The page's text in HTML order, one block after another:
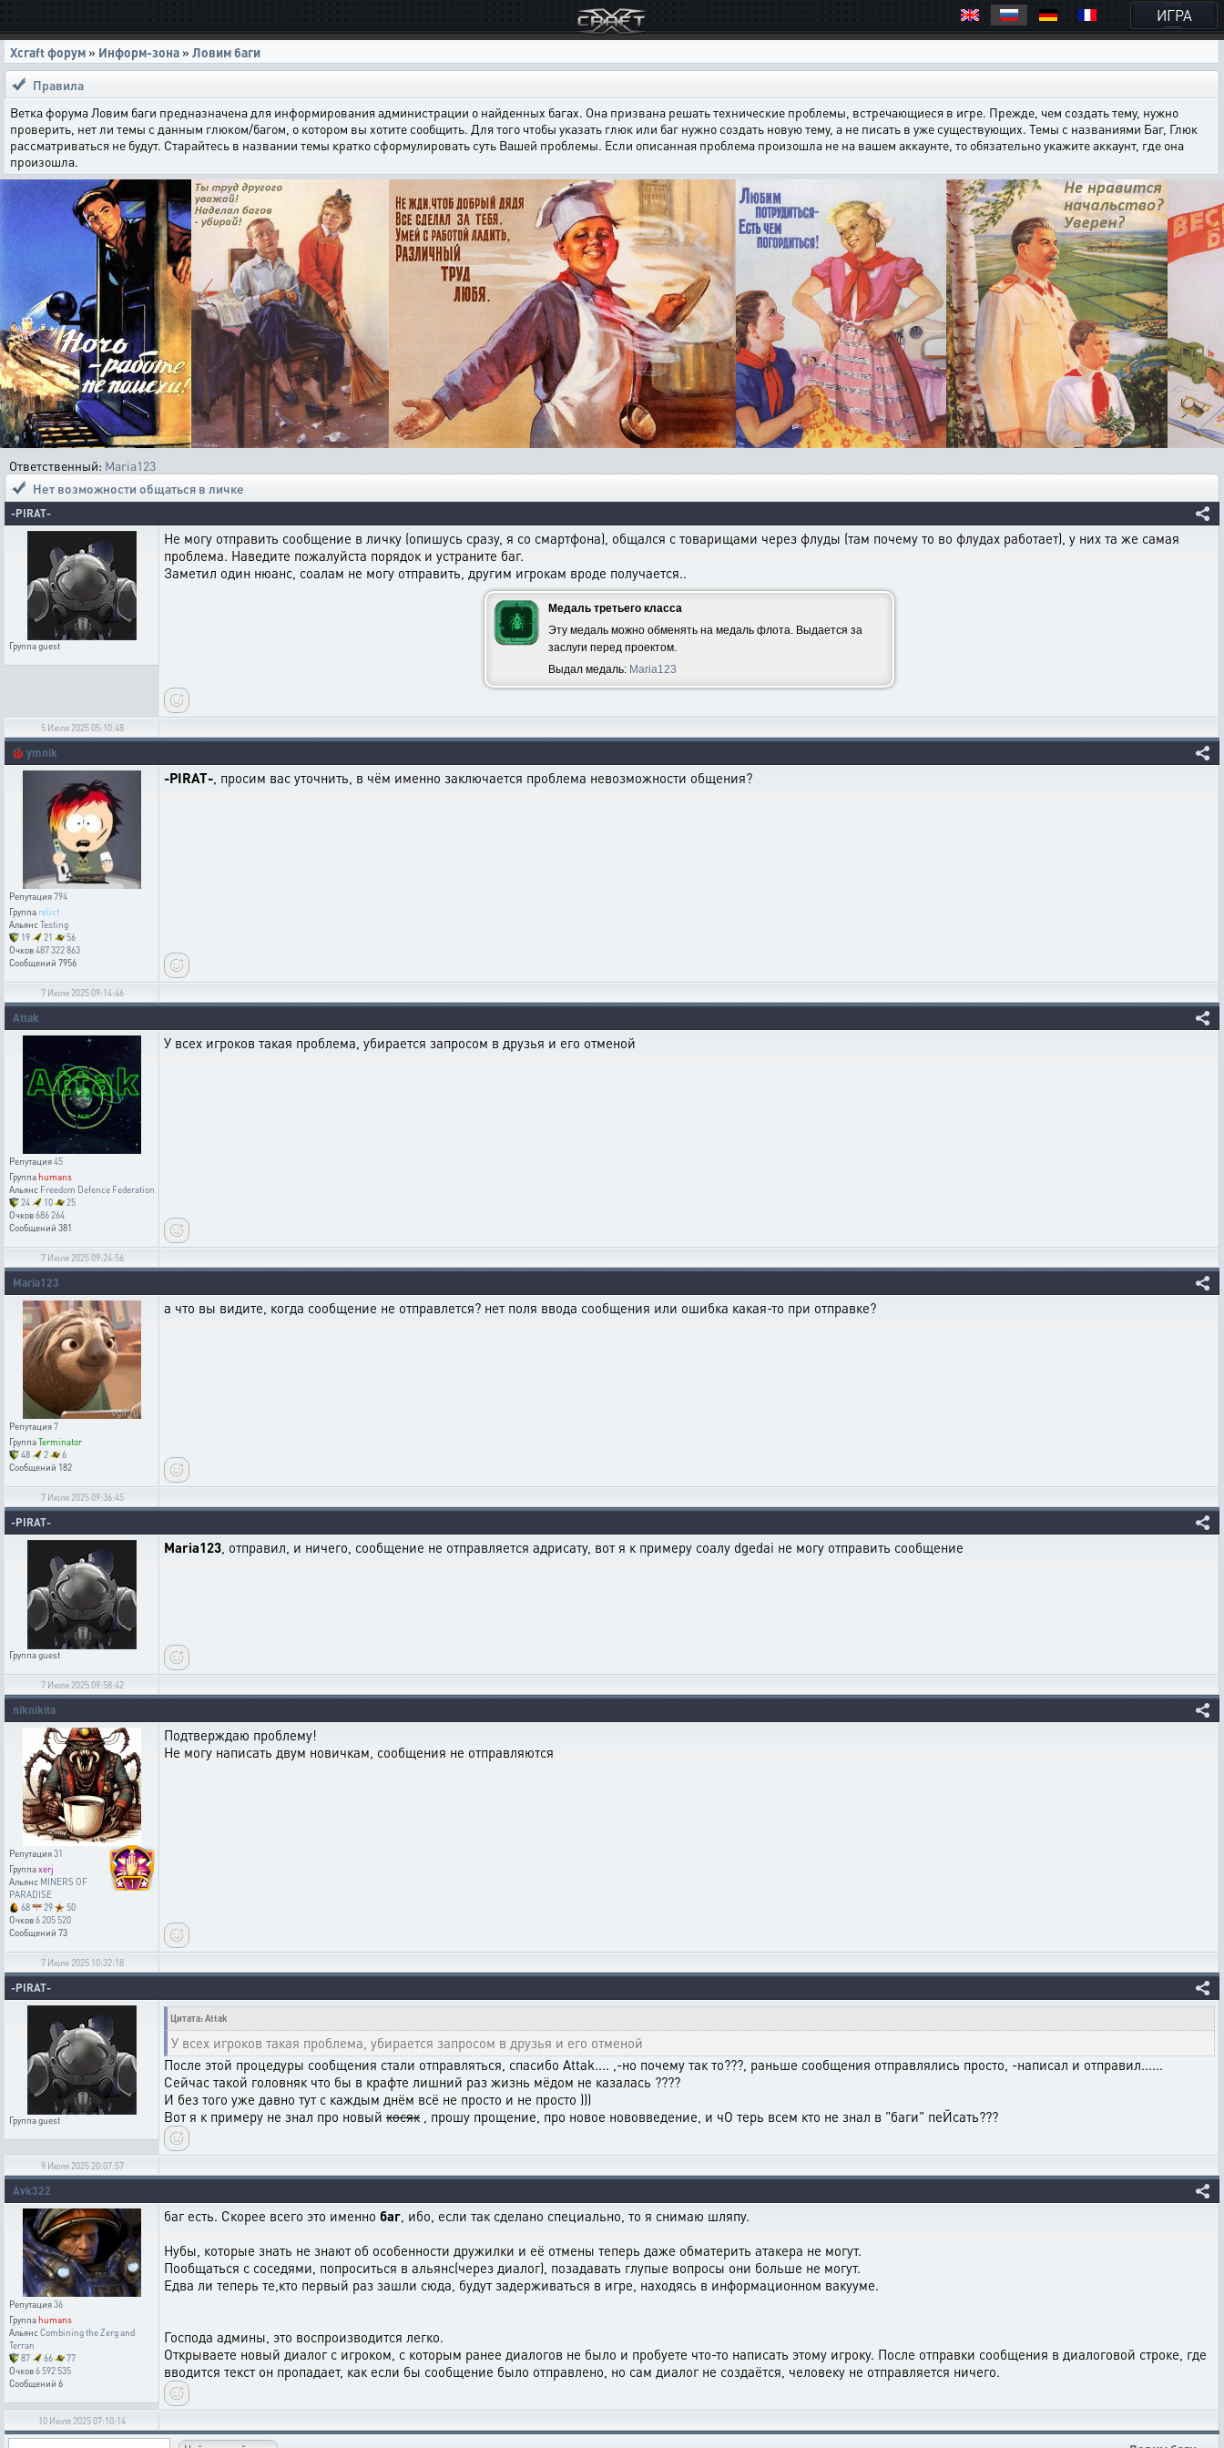
ИГРА
Xcraft форум » Информ-зона » Ловим баги
Правила
Ветка форума Ловим баги предназначена для информирования администрации о найденных багах. Она призвана решать технические проблемы, встречающиеся в игре. Прежде, чем создать тему, нужно
проверить, нет ли темы с данным глюком/багом, о котором вы хотите сообщить. Для того чтобы указать глюк или баг нужно создать новую тему, а не писать в уже существующих. Темы с названиями Баг, Глюк
рассматриваться не будут. Старайтесь в названии темы кратко сформулировать суть Вашей проблемы. Если описанная проблема произошла не на вашем аккаунте, то обязательно укажите аккаунт, где она
произошла.
Ответственный: Maria123
Нет возможности общаться в личке
-PIRAT-
Группаguest
Не могу отправить сообщение в личку (опишусь сразу, я со смартфона), общался с товарищами через флуды (там почему то во флудах работает), у них та же самая
проблема. Наведите пожалуйста порядок и устраните баг.
Заметил один нюанс, соалам не могу отправить, другим игрокам вроде получается..
Медаль третьего класса
Эту медаль можно обменять на медаль флота. Выдается за
заслуги перед проектом.
Выдал медаль: Maria123
5 Июля 2025 05:10:48
🐞 ymnik
Репутация794
Группа relict
АльянсTesting
19
21
56
Очков487 322 863
Сообщений 7956
-PIRAT-, просим вас уточнить, в чём именно заключается проблема невозможности общения?
7 Июля 2025 09:14:46
Attak
Репутация45
Группаhumans
Альянс Freedom Defence Federation
24
10
25
Очков686 264
Сообщений 381
У всех игроков такая проблема, убирается запросом в друзья и его отменой
7 Июля 2025 09:24:56
Maria123
Репутация7
ГруппаTerminator
48
2
6
Сообщений 182
а что вы видите, когда сообщение не отправлется? нет поля ввода сообщения или ошибка какая-то при отправке?
7 Июля 2025 09:36:45
-PIRAT-
Группаguest
Maria123, отправил, и ничего, сообщение не отправляется адрисату, вот я к примеру соалу dgedai не могу отправить сообщение
7 Июля 2025 09:58:42
niknikita
1
Репутация31
Группаxerj
Альянс MINERS OF
PARADISE
68
29
50
Очков6 205 520
Сообщений 73
Подтверждаю проблему!
Не могу написать двум новичкам, сообщения не отправляются
7 Июля 2025 10:32:18
-PIRAT-
Группаguest
Цитата: Attak
У всех игроков такая проблема, убирается запросом в друзья и его отменой
После этой процедуры сообщения стали отправляться, спасибо Attak.... ,-но почему так то???, раньше сообщения отправлялись просто, -написал и отправил......
Сейчас такой головняк что бы в крафте лишний раз жизнь мёдом не казалась ????
И без того уже давно тут с каждым днём всё не просто и не просто )))
Вот я к примеру не знал про новый косяк , прошу прощение, про новое нововведение, и чО терь всем кто не знал в "баги" пеЙсать???
9 Июля 2025 20:07:57
Avk322
Репутация36
Группаhumans
АльянсCombining the Zerg and
Terran
87
66
77
Очков6 592 535
Сообщений 6
баг есть. Скорее всего это именно баг, ибо, если так сделано специально, то я снимаю шляпу.
Нубы, которые знать не знают об особенности дружилки и её отмены теперь даже обматерить атакера не могут.
Пообщаться с соседями, попроситься в альянс(через диалог), позадавать глупые вопросы они больше не могут.
Едва ли теперь те,кто первый раз зашли сюда, будут задерживаться в игре, находясь в информационном вакууме.
Господа админы, это воспроизводится легко.
Открываете новый диалог с игроком, с которым ранее диалогов не было и пробуете что-то написать этому игроку. После отправки сообщения в диалоговой строке, где
вводится текст он пропадает, как если бы сообщение было отправлено, но сам диалог не создаётся, человеку не отправляется ничего.
10 Июля 2025 07:10:14